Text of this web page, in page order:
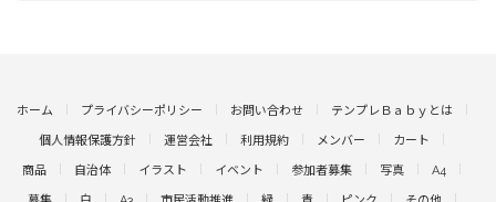
ホーム プライバシーポリシー お問い合わせ テンプレＢａｂｙとは
個人情報保護方針 運営会社 利用規約 メンバー カート
商品 自治体 イラスト イベント 参加者募集 写真 A4